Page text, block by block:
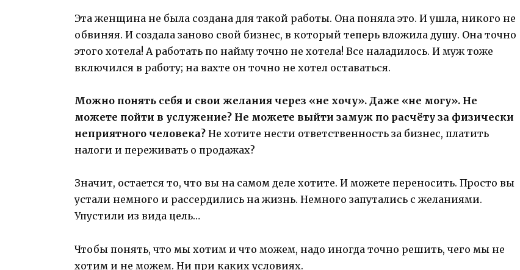
Эта женщина не была создана для такой работы. Она поняла это. И ушла, никого не
обвиняя. И создала заново свой бизнес, в который теперь вложила душу. Она точно
этого хотела! А работать по найму точно не хотела! Все наладилось. И муж тоже
включился в работу; на вахте он точно не хотел оставаться.
Можно понять себя и свои желания через «не хочу». Даже «не могу». Не
можете пойти в услужение? Не можете выйти замуж по расчёту за физически
неприятного человека? Не хотите нести ответственность за бизнес, платить
налоги и переживать о продажах?
Значит, остается то, что вы на самом деле хотите. И можете переносить. Просто вы
устали немного и рассердились на жизнь. Немного запутались с желаниями.
Упустили из вида цель…
Чтобы понять, что мы хотим и что можем, надо иногда точно решить, чего мы не
хотим и не можем. Ни при каких условиях.